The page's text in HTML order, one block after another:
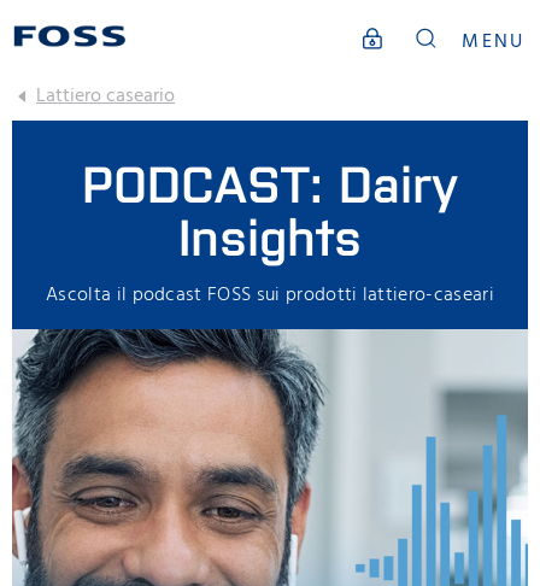
MENU
Lattiero caseario
PODCAST: Dairy
Insights
Ascolta il podcast FOSS sui prodotti lattiero-caseari